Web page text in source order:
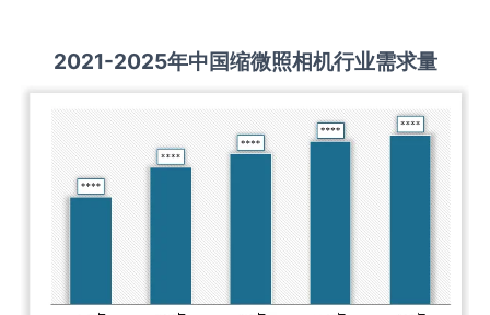
2021-2025年中国缩微照相机行业需求量